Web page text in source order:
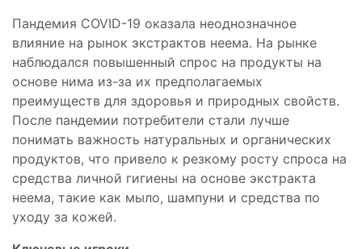
Пандемия COVID-19 оказала неоднозначное
влияние на рынок экстрактов неема. На рынке
наблюдался повышенный спрос на продукты на
основе нима из-за их предполагаемых
преимуществ для здоровья и природных свойств.
После пандемии потребители стали лучше
понимать важность натуральных и органических
продуктов, что привело к резкому росту спроса на
средства личной гигиены на основе экстракта
неема, такие как мыло, шампуни и средства по
уходу за кожей.